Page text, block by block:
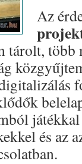
Az
tárolt, több
és az